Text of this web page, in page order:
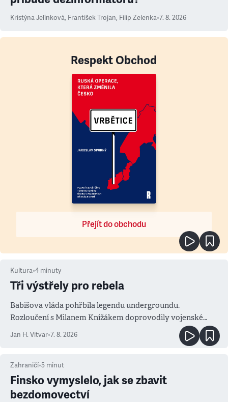
Kristýna Jelínková, František Trojan, Filip Zelenka•7. 8. 2026
Respekt Obchod
Přejít do obchodu
Kultura•4 minuty
Tři výstřely pro rebela
Babišova vláda pohřbila legendu undergroundu.
Rozloučení s Milanem Knížákem doprovodily vojenské
Jan H. Vitvar•7. 8. 2026
Zahraničí•5 minut
Finsko vymyslelo, jak se zbavit
bezdomovectví